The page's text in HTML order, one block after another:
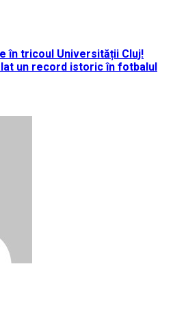
în tricoul Universității Cluj!
un record istoric în fotbalul